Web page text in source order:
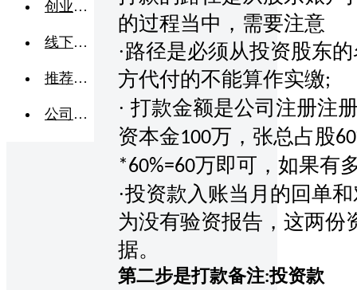
创业交流
线下活动
推荐企业
公司转让
的过程当中，需要注意
·路径是必须从投资股东
方代付的不能算作实缴;
· 打款金额是公司注册注
资本金100万，张总占股
*60%=60万即可，如果有
·投资款入账当月的回单
为没有验资报告，这两份
据。
第二步是打款备注:投资款